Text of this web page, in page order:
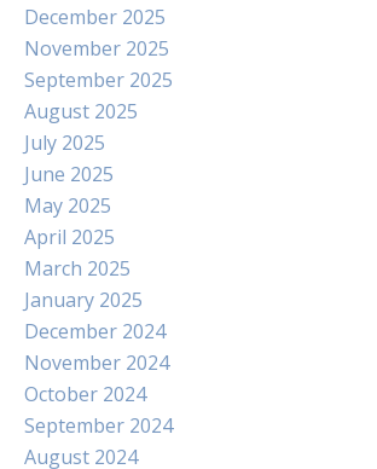
December 2025
November 2025
September 2025
August 2025
July 2025
June 2025
May 2025
April 2025
March 2025
January 2025
December 2024
November 2024
October 2024
September 2024
August 2024